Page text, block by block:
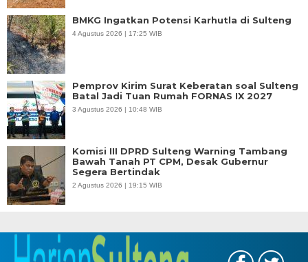
BMKG Ingatkan Potensi Karhutla di Sulteng
4 Agustus 2026 | 17:25 WIB
Pemprov Kirim Surat Keberatan soal Sulteng
Batal Jadi Tuan Rumah FORNAS IX 2027
3 Agustus 2026 | 10:48 WIB
Komisi III DPRD Sulteng Warning Tambang
Bawah Tanah PT CPM, Desak Gubernur
Segera Bertindak
2 Agustus 2026 | 19:15 WIB